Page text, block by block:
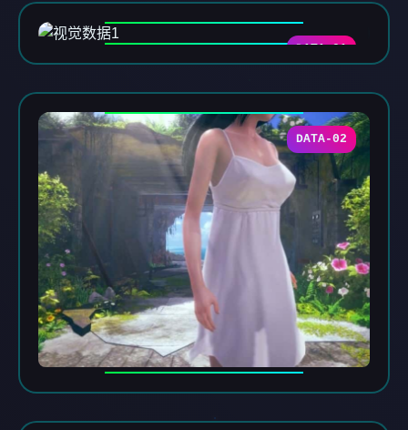
DATA-01
DATA-02